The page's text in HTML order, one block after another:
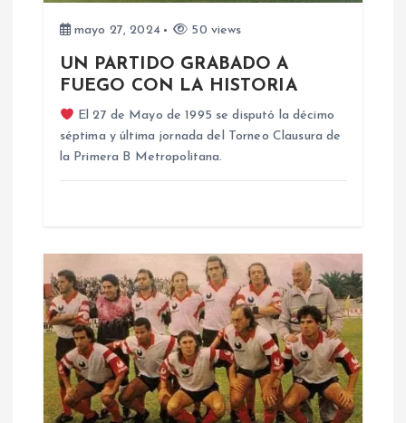
a
d
a
mayo 27, 2024 50 views
UN PARTIDO GRABADO A
FUEGO CON LA HISTORIA
El 27 de Mayo de 1995 se disputó la décimo
séptima y última jornada del Torneo Clausura de
la Primera B Metropolitana.